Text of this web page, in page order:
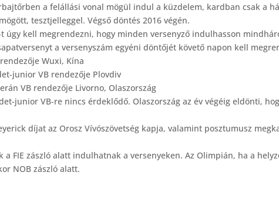
a felállási vonal mögül indul a küzdelem, kardban csak a
tesztjelleggel. Végső döntés 2016 végén.
kell megrendezni, hogy minden versenyző indulhasson
a versenyszám egyéni döntőjét követő napon kell
Wuxi, Kína
VB rendezője Plovdiv
VB rendezője Livorno, Olaszország
VB-re nincs érdeklődő. Olaszország az év végéig eldönti,
díjat az Orosz Vívószövetség kapja, valamint posztumusz
zászló alatt indulhatnak a versenyeken. Az Olimpián, ha a
NOB zászló alatt.